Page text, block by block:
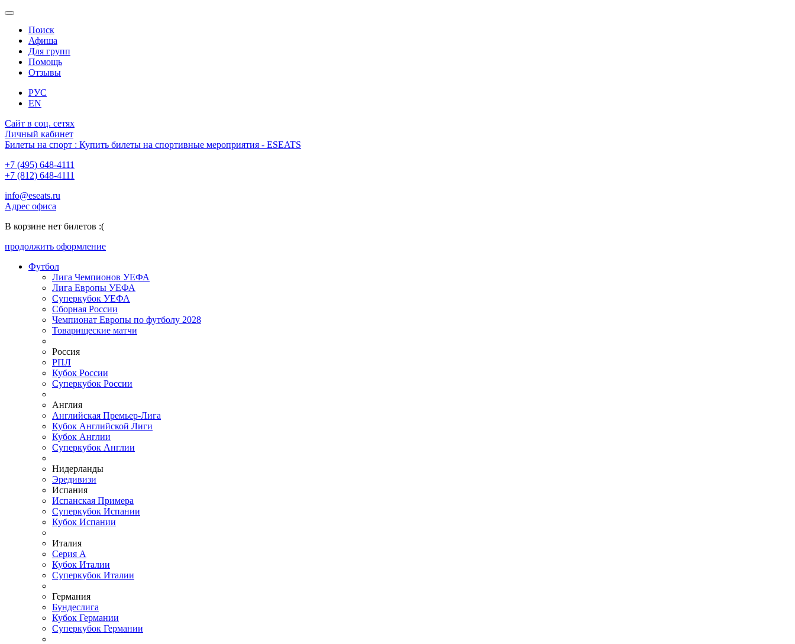
Поиск
Афиша
Для групп
Помощь
Отзывы
РУС
EN
Сайт в соц. сетях
Личный кабинет
Билеты на спорт : Купить билеты на спортивные мероприятия - ESEATS
+7 (495) 648-4111
+7 (812) 648-4111
info@eseats.ru
Адрес офиса
В корзине нет билетов :(
продолжить оформление
Футбол
Лига Чемпионов УЕФА
Лига Европы УЕФА
Суперкубок УЕФА
Сборная России
Чемпионат Европы по футболу 2028
Товарищеские матчи
Россия
РПЛ
Кубок России
Суперкубок России
Англия
Английская Премьер-Лига
Кубок Английской Лиги
Кубок Англии
Суперкубок Англии
Нидерланды
Эредивизи
Испания
Испанская Примера
Суперкубок Испании
Кубок Испании
Италия
Серия А
Кубок Италии
Суперкубок Италии
Германия
Бундеслига
Кубок Германии
Суперкубок Германии